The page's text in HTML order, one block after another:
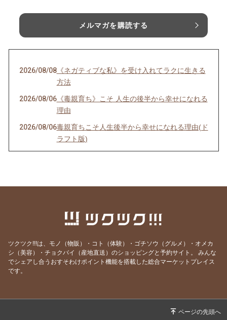
メルマガを購読する
2026/08/08《ネガティブな私》を受け入れてラクに生きる
方法
2026/08/06《毒親育ち》こそ 人生の後半から幸せになれる
理由
2026/08/06毒親育ちこそ人生後半から幸せになれる理由(ド
ラフト版)
2026/07/29最も楽に、しかも確実に人生を好転させる方法
とは？
ました💦
2026/07/19本当に全ては自分だった…！これが分かれば何
あの人を「酷い人」にしていたのは、私だった
ツクツク!!!は、モノ（物販）・コト（体験）・ゴチソウ（グルメ）・オメカ
シ（美容）・チョクバイ（産地直送）のショッピングと予約サイト。
みんな
でシェアし合うおすそわけポイント機能を搭載した総合マーケットプレイス
です。